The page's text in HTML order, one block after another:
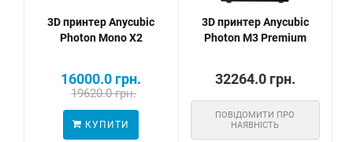
3D принтер Anycubic
Photon Mono X2
16000.0 грн.
19620.0 грн.
КУПИТИ
3D принтер Anycubic
Photon M3 Premium
32264.0 грн.
ПОВІДОМИТИ ПРО
НАЯВНІСТЬ